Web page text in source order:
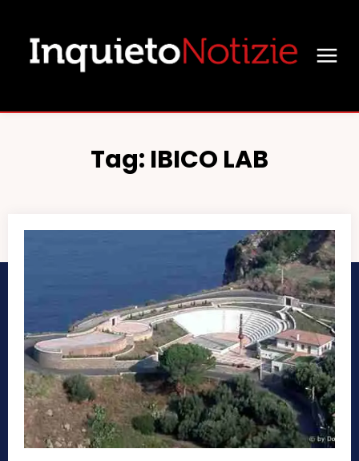
Tag: IBICO LAB